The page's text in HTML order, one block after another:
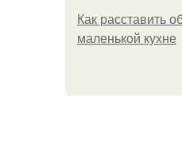
Как расставить
маленькой кухне